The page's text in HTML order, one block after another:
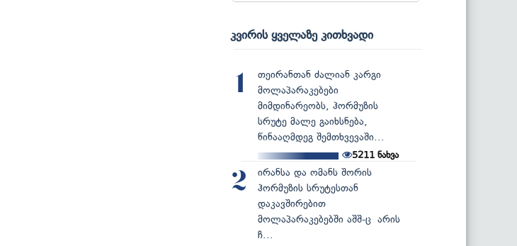
კვირის ყველაზე კითხვადი
1
თეირანთან ძალიან კარგი
მოლაპარაკებები
მიმდინარეობს, ჰორმუზის
სრუტე მალე გაიხსნება,
წინააღმდეგ შემთხვევაში...
5211 ნახვა
2
ირანსა და ომანს შორის
ჰორმუზის სრუტესთან
დაკავშირებით
მოლაპარაკებებში აშშ-ც არის
ჩ...